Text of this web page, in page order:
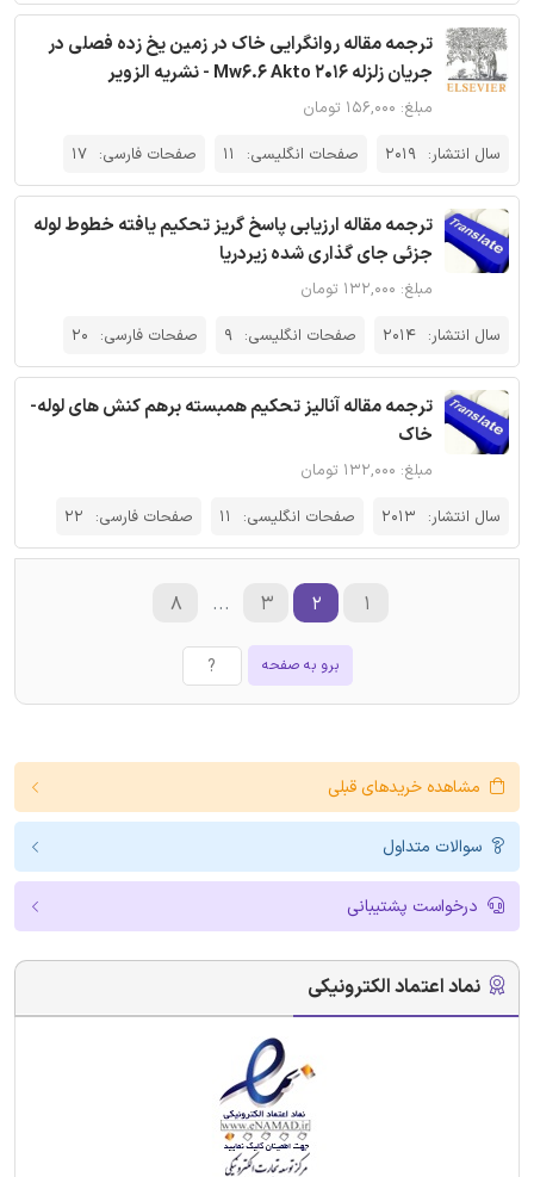
ترجمه مقاله روانگرایی خاک در زمین یخ زده فصلی در
جریان زلزله 2016 Mw6.6 Akto - نشریه الزویر
مبلغ: ۱۵۶,۰۰۰ تومان
سال انتشار: 2019 صفحات انگلیسی: 11 صفحات فارسی: 17
ترجمه مقاله ارزیابی پاسخ گریز تحکیم یافته خطوط لوله
جزئی جای گذاری شده زیردریا
مبلغ: ۱۳۲,۰۰۰ تومان
سال انتشار: 2014 صفحات انگلیسی: 9 صفحات فارسی: 20
ترجمه مقاله آنالیز تحکیم همبسته برهم کنش های لوله-
خاک
مبلغ: ۱۳۲,۰۰۰ تومان
سال انتشار: 2013 صفحات انگلیسی: 11 صفحات فارسی: 22
برو به صفحه
۱ ۲ ۳ ... ۸
مشاهده خریدهای قبلی
سوالات متداول
درخواست پشتیبانی
نماد اعتماد الکترونیکی